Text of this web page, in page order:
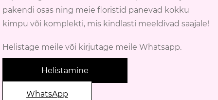
pakendi osas ning meie floristid panevad kokku
kimpu või komplekti, mis kindlasti meeldivad saajale!
Helistage meile või kirjutage meile Whatsapp.
Helistamine
WhatsApp